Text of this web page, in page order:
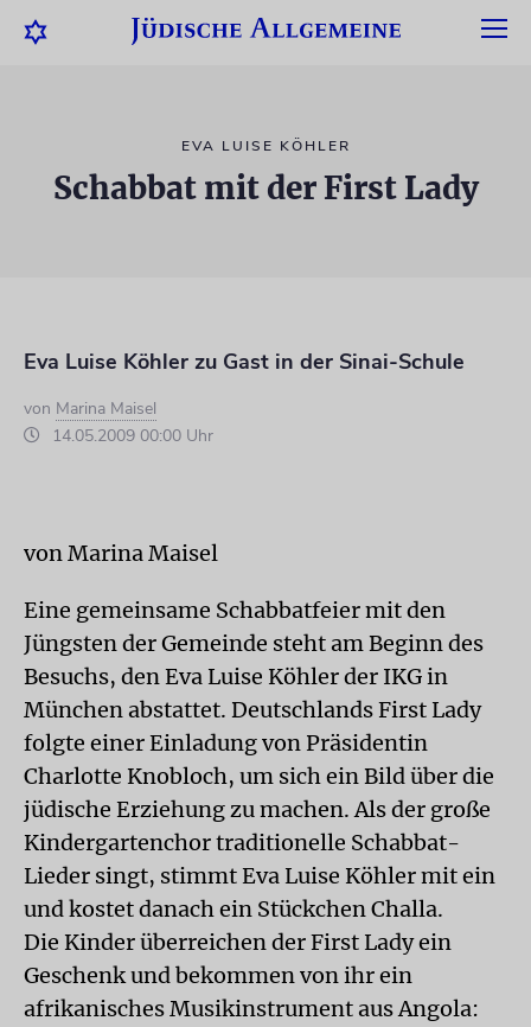
EVA LUISE KÖHLER
Schabbat mit der First Lady
Eva Luise Köhler zu Gast in der Sinai-Schule
von Marina Maisel
14.05.2009 00:00 Uhr
von Marina Maisel
Eine gemeinsame Schabbatfeier mit den
Jüngsten der Gemeinde steht am Beginn des
Besuchs, den Eva Luise Köhler der IKG in
München abstattet. Deutschlands First Lady
folgte einer Einladung von Präsidentin
Charlotte Knobloch, um sich ein Bild über die
jüdische Erziehung zu machen. Als der große
Kindergartenchor traditionelle Schabbat-
Lieder singt, stimmt Eva Luise Köhler mit ein
und kostet danach ein Stückchen Challa.
Die Kinder überreichen der First Lady ein
Geschenk und bekommen von ihr ein
afrikanisches Musikinstrument aus Angola: